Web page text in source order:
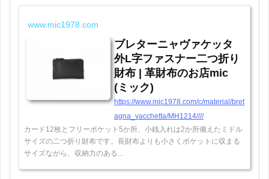
www.mic1978.com
ブレターニャヴァケッタ
外L字ファスナー二つ折り
財布 | 革財布のお店mic
(ミック)
https://www.mic1978.com/c/material/bret
agna_vacchetta/MH1214////
カード12枚とフリーポケット5か所、小銭入れは2か所備えたミドル
サイズの二つ折り財布です。長財布よりも小さくポケットに収まる
サイズながら、収納力のある...